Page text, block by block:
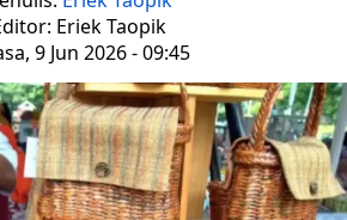
Eriek Taopik
9 Jun 2026 - 09:45